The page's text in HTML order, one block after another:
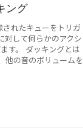
ング
れたキューをトリガ
対して何らかのアクシ
す。 ダッキングとは
他の音のボリュームを